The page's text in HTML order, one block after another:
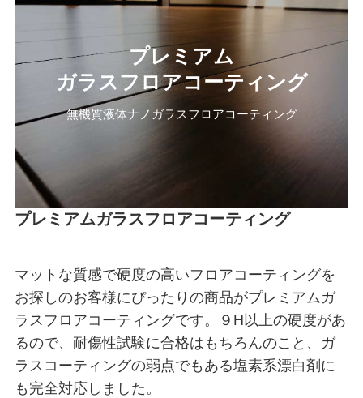
プレミアム
ガラスフロアコーティング
無機質液体ナノガラスフロアコーティング
プレミアムガラスフロアコーティング
マットな質感で硬度の高いフロアコーティングを
お探しのお客様にぴったりの商品がプレミアムガ
ラスフロアコーティングです。９H以上の硬度があ
るので、耐傷性試験に合格はもちろんのこと、ガ
ラスコーティングの弱点でもある塩素系漂白剤に
も完全対応しました。